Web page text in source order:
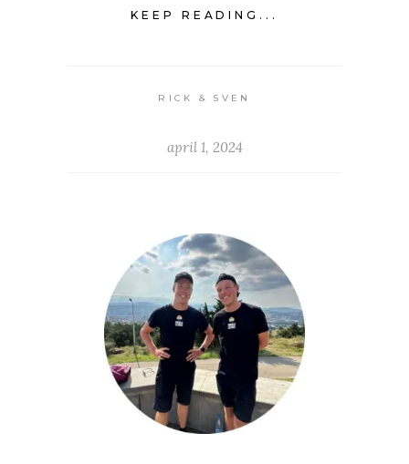
KEEP READING...
RICK & SVEN
april 1, 2024